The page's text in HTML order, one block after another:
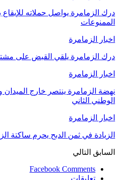
درك الزمامرة يواصل حملاته
الممنوعات
اخبار الزمامرة
درك الزمامرة يلقي القبض على
اخبار الزمامرة
نهضة الزمامرة ينتصر خارج
الوطني الثاني
اخبار الزمامرة
الزيادة في ثمن الدبح يحرم ساكتة
السابق التالي
Facebook Comments
تعليقات